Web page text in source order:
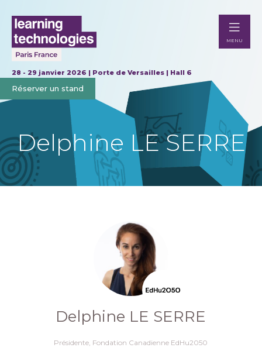
28 - 29 janvier 2026 | Porte de Versailles | Hall 6
Réserver un stand
MENU
Delphine LE SERRE
Delphine LE SERRE
Présidente, Fondation Canadienne EdHu2050